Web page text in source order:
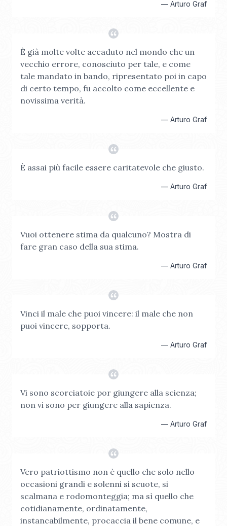
— Arturo Graf
È già molte volte accaduto nel mondo che un
vecchio errore, conosciuto per tale, e come
tale mandato in bando, ripresentato poi in capo
di certo tempo, fu accolto come eccellente e
novissima verità.
— Arturo Graf
È assai più facile essere caritatevole che giusto.
— Arturo Graf
Vuoi ottenere stima da qualcuno? Mostra di
fare gran caso della sua stima.
— Arturo Graf
Vinci il male che puoi vincere: il male che non
puoi vincere, sopporta.
— Arturo Graf
Vi sono scorciatoie por giungere alla scienza;
non vi sono per giungere alla sapienza.
— Arturo Graf
Vero patriottismo non è quello che solo nello
occasioni grandi e solenni si scuote, si
scalmana e rodomonteggia; ma sì quello che
cotidianamente, ordinatamente,
instancabilmente, procaccia il bene comune, e